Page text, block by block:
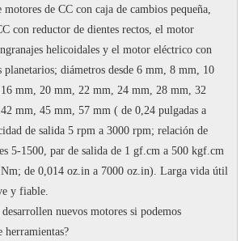
de CC con caja de cambios pequeña,
con reductor de dientes rectos, el motor
helicoidales y el motor eléctrico con
planetarios; diámetros desde 6 mm, 8 mm, 10
mm, 20 mm, 22 mm, 24 mm, 28 mm, 32
mm, 45 mm, 57 mm ( de 0,24 pulgadas a
de salida 5 rpm a 3000 rpm; relación de
5-1500, par de salida de 1 gf.cm a 500 kgf.cm
de 0,014 oz.in a 7000 oz.in). Larga vida útil
y fiable.
nuevos motores si podemos
herramientas?